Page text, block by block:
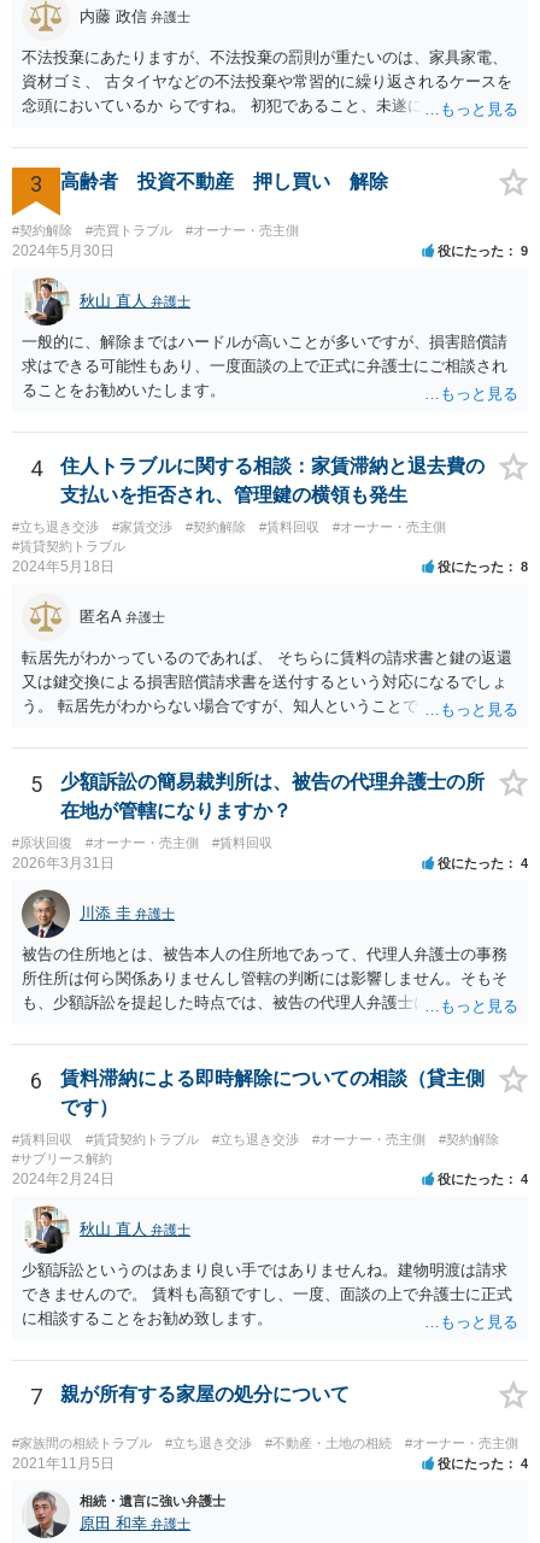
内藤 政信 弁護士
不法投棄にあたりますが、不法投棄の罰則が重たいのは、家具家電、
資材ゴミ、 古タイヤなどの不法投棄や常習的に繰り返されるケースを
念頭においているか らですね。 初犯であること、未遂に終わっている
ことはないでしょう。 様子見でいいでしょう。
3 高齢者 投資不動産 押し買い 解除
#契約解除 #売買トラブル #オーナー・売主側
2024年5月30日 役にたった 9
秋山 直人 弁護士
一般的に、解除まではハードルが高いことが多いですが、損害賠償請
求はできる可能性もあり、一度面談の上で正式に弁護士にご相談され
ることをお勧めいたします。
4
住人トラブルに関する相談：家賃滞納と退去費の
支払いを拒否され、管理鍵の横領も発生
#立ち退き交渉 #家賃交渉 #契約解除 #賃料回収
#オーナー・売主側
#賃貸契約トラブル
2024年5月18日 役にたった 8
匿名A 弁護士
転居先がわかっているのであれば、 そちらに賃料の請求書と鍵の返還
又は鍵交換による損害賠償請求書を送付するという対応になるでしょ
う。 転居先がわからない場合ですが、知人ということで、連絡がつく
で、適切な対応が望めない場合は、債権回収を弁護士に依頼すること
をご検討ください。
5
少額訴訟の簡易裁判所は、被告の代理弁護士の所
在地が管轄になりますか？
#原状回復 #オーナー・売主側 #賃料回収
2026年3月31日 役にたった 4
川添 圭 弁護士
被告の住所地とは、被告本人の住所地であって、代理人弁護士の事務
所住所は何ら関係ありませんし管轄の判断には影響しません。そもそ
も、少額訴訟を提起した時点では、被告の代理人弁護士には民事訴訟
6
賃料滞納による即時解除についての相談（貸主側
です）
#賃料回収 #賃貸契約トラブル #立ち退き交渉 #オーナー・売主側
#契約解除
#サブリース解約
2024年2月24日 役にたった 4
秋山 直人 弁護士
少額訴訟というのはあまり良い手ではありませんね。建物明渡は請求
できませんので。 賃料も高額ですし、一度、面談の上で弁護士に正式
に相談することをお勧め致します。
7 親が所有する家屋の処分について
#家族間の相続トラブル #立ち退き交渉 #不動産・土地の相続 #オーナー・売主側
2021年11月5日 役にたった 4
相続・遺言に強い弁護士
原田 和幸 弁護士